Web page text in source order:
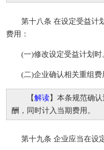
第十八条 在设定受益计划
费用：
(一)修改设定受益计划时
(二)企业确认相关重组费
【解读】本条规范确
酬，同时计入当期费用。
第十九条 企业应当在设定